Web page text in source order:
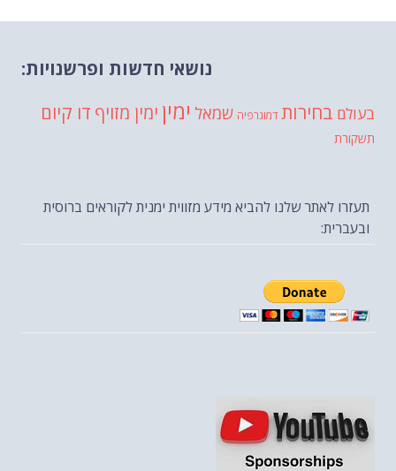
נושאי חדשות ופרשנויות:
בעולם בחירות דמוגרפיה שמאל ימין ימין מזויף דו קיום
תשקורת
תעזרו לאתר שלנו להביא מידע מזווית ימנית לקוראים ברוסית
ובעברית: